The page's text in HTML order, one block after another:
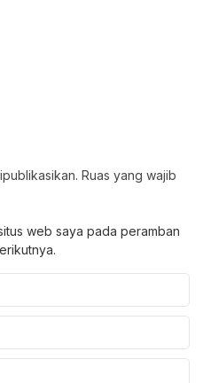
Ruas yang wajib
web saya pada peramban